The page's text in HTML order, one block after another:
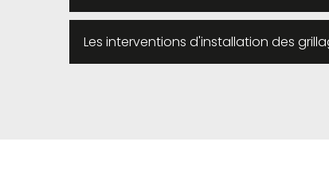
Les interventions d'installation des